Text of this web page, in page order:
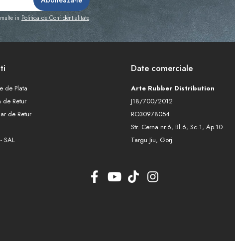
in Politica de Confidentialitate
de Plata
de Retur
de Retur
SAL
Date comerciale
Arte Rubber Distribution
J18/700/2012
RO30978054
Str. Cerna nr.6, Bl.6, Sc.1, Ap.10
Targu Jiu, Gorj